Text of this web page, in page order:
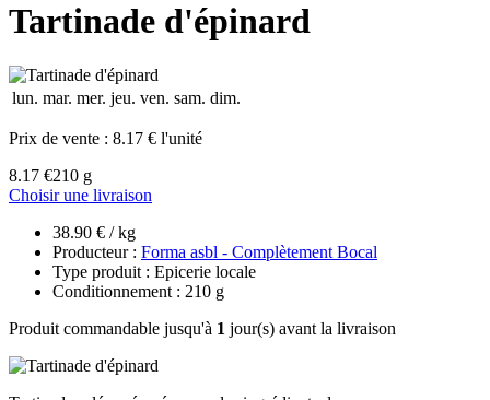
Tartinade d'épinard
lun. mar. mer. jeu. ven. sam. dim.
Prix de vente : 8.17 € l'unité
8.17 €210 g
Choisir une livraison
38.90 € / kg
Producteur : Forma asbl - Complètement Bocal
Type produit : Epicerie locale
Conditionnement : 210 g
Produit commandable jusqu'à 1 jour(s) avant la livraison